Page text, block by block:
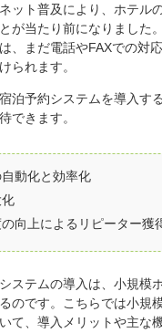
ット普及により、ホテル
が当たり前になりました
、まだ電話やFAXでの対
られます。
泊予約システムを導入す
できます。
動化と効率化
向上によるリピーター獲
ステムの導入は、小規模
のです。こちらでは小規
て、導入メリットや主な